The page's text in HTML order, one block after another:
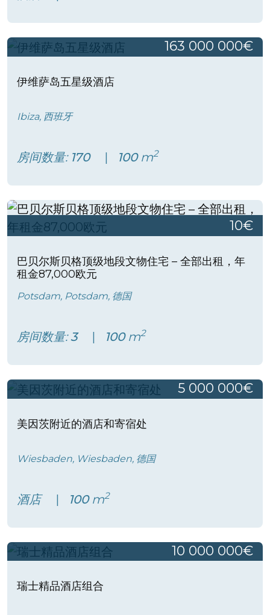
163 000 000€
伊维萨岛五星级酒店
Ibiza, 西班牙
房间数量: 170 100m2
10€
巴贝尔斯贝格顶级地段文物住宅 – 全部出租，年
租金87,000欧元
Potsdam, Potsdam, 德国
房间数量:3 100m2
5 000 000€
美因茨附近的酒店和寄宿处
Wiesbaden, Wiesbaden, 德国
酒店 100m2
10 000 000€
瑞士精品酒店组合